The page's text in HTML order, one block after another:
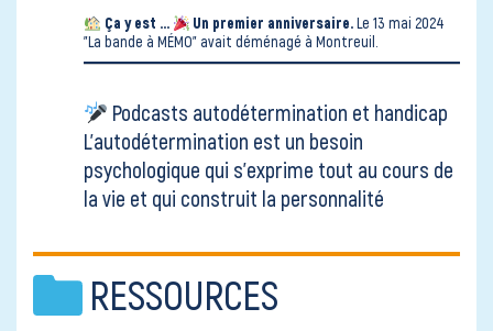
Ça y est ... Un premier anniversaire.Le 13 mai 2024
"La bande à MÉMO" avait déménagé à Montreuil.
Podcasts autodétermination et handicap
L’autodétermination est un besoin
psychologique qui s’exprime tout au cours de
la vie et qui construit la personnalité
RESSOURCES